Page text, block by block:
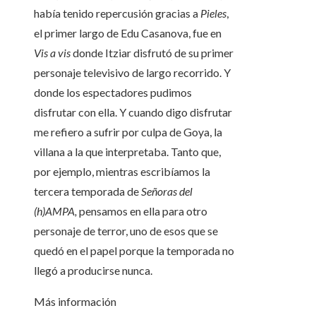
había tenido repercusión gracias a Pieles,
el primer largo de Edu Casanova, fue en
Vis a visdonde Itziar disfrutó de su primer
personaje televisivo de largo recorrido. Y
donde los espectadores pudimos
disfrutar con ella. Y cuando digo disfrutar
me refiero a sufrir por culpa de Goya, la
villana a la que interpretaba. Tanto que,
por ejemplo, mientras escribíamos la
tercera temporada deSeñoras del
(h)AMPA, pensamos en ella para otro
personaje de terror, uno de esos que se
quedó en el papel porque la temporada no
llegó a producirse nunca.
Más información